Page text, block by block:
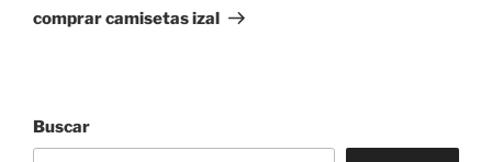
entrada
comprar camisetas izal
Buscar